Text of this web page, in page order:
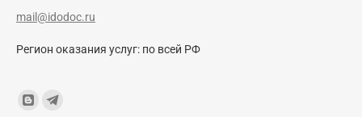
mail@idodoc.ru
Регион оказания услуг: по всей РФ
Find us on:
BloggerTelegram